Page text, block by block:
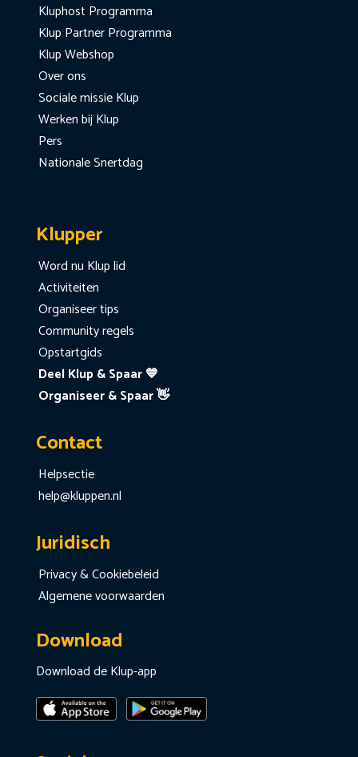
Kluphost Programma
Klup Partner Programma
Klup Webshop
Over ons
Sociale missie Klup
Werken bij Klup
Pers
Nationale Snertdag
Klupper
Word nu Klup lid
Activiteiten
Organiseer tips
Community regels
Opstartgids
Deel Klup & Spaar 💙
Organiseer & Spaar 👋
Contact
Helpsectie
help@kluppen.nl
Juridisch
Privacy & Cookiebeleid
Algemene voorwaarden
Download
Download de Klup-app